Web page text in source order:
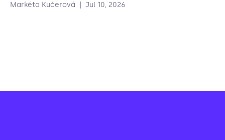
Markéta Kučerová Jul 10, 2026